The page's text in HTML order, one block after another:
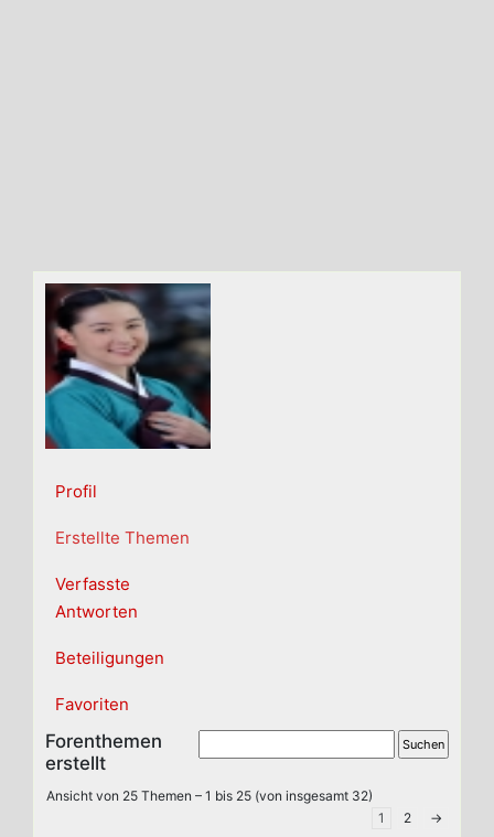
Profil
Erstellte Themen
Verfasste
Antworten
Beteiligungen
Favoriten
Forenthemen
erstellt
Ansicht von 25 Themen – 1 bis 25 (von insgesamt 32)
1
2 →